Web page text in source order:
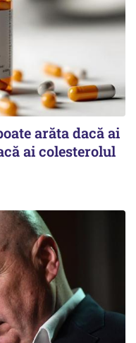
arăta dacă ai
ai colesterolul